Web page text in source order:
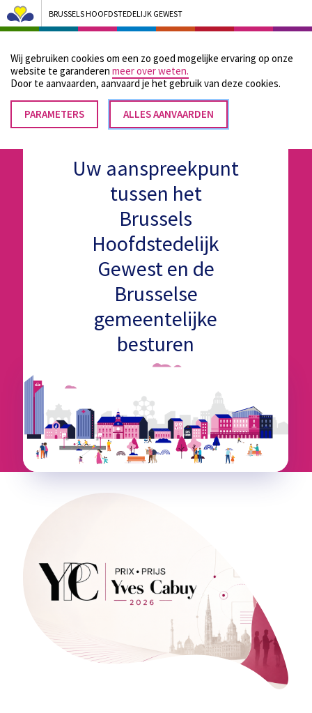
Wij gebruiken cookies om een zo goed mogelijke ervaring op onze
website te garanderen meer over weten.
Door te aanvaarden, aanvaard je het gebruik van deze cookies.
PARAMETERS ALLES AANVAARDEN
TOESTEMMING
INTREKKEN
BRUSSELS HOOFDSTEDELIJK GEWEST
Bruxelles Pouvoirs Locaux - Aller à la page d'accueil
Menu
Uw aanspreekpunt
tussen het
Brussels
Hoofdstedelijk
Gewest en de
Brusselse
gemeentelijke
besturen